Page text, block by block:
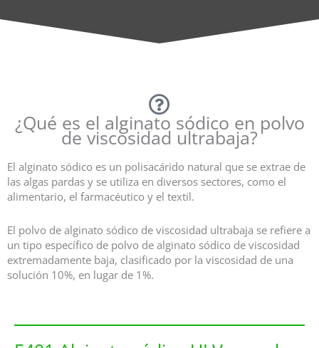
¿Qué es el alginato sódico en polvo
de viscosidad ultrabaja?
El alginato sódico es un polisacárido natural que se extrae de
las algas pardas y se utiliza en diversos sectores, como el
alimentario, el farmacéutico y el textil.
El polvo de alginato sódico de viscosidad ultrabaja se refiere a
un tipo específico de polvo de alginato sódico de viscosidad
extremadamente baja, clasificado por la viscosidad de una
solución 10%, en lugar de 1%.